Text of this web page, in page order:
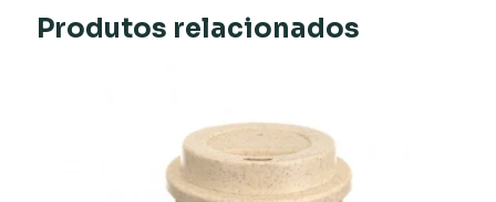
Produtos relacionados